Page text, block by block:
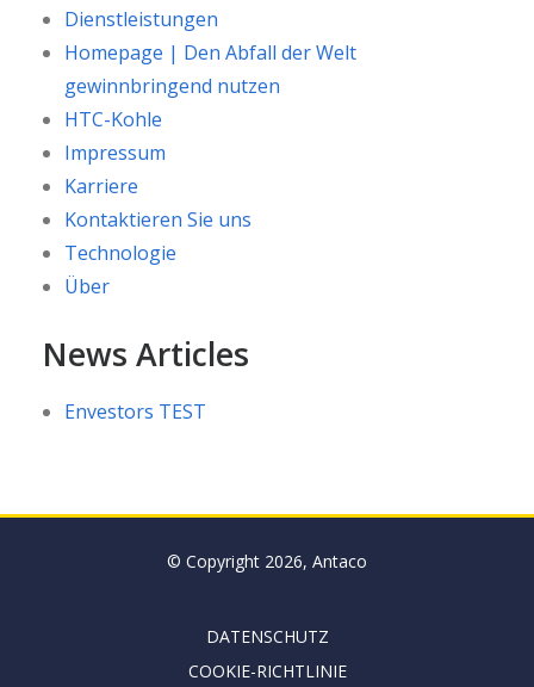
Dienstleistungen
Homepage | Den Abfall der Welt
gewinnbringend nutzen
HTC-Kohle
Impressum
Karriere
Kontaktieren Sie uns
Technologie
Über
News Articles
Envestors TEST
© Copyright 2026, Antaco
DATENSCHUTZ
COOKIE-RICHTLINIE